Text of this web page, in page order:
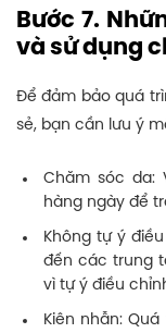
Bước 7.
và sử dụng
Để đảm bảo quá
sẻ, bạn cần lưu ý
Chăm sóc da:
hàng ngày để
Không tự ý
đến các trung
vì tự ý điều
Kiên nhẫn: